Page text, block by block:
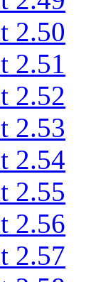
2.50
2.51
2.52
2.53
2.54
2.55
2.56
2.57